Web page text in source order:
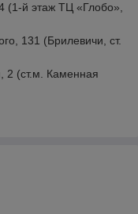
(1-й этаж ТЦ «Глобо»,
131 (Брилевичи, ст.
2 (ст.м. Каменная